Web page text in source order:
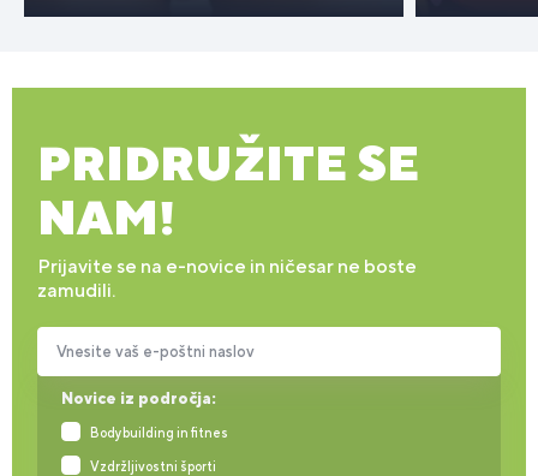
PRIDRUŽITE SE
NAM!
Prijavite se na e-novice in ničesar ne boste
zamudili.
Novice iz področja:
Bodybuilding in fitnes
Vzdržljivostni športi
Vnesite vaš e-poštni naslov